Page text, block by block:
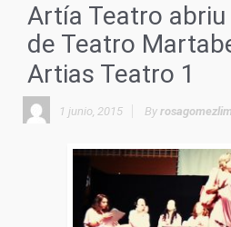
Artía Teatro abriu
de Teatro
Artias Teatro 1
1 junio, 2015 By